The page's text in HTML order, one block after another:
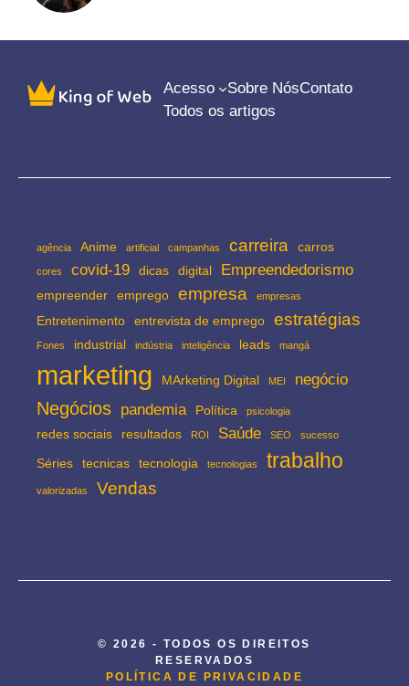
Acesso Sobre NósContato
Todos os artigos
agência Anime artificial campanhas carreira carros
cores covid-19 dicas digital Empreendedorismo
empreender emprego empresa empresas
Entretenimento entrevista de emprego estratégias
Fones industrial indústria inteligência leads mangá
marketing MArketing Digital MEI negócio
Negócios pandemia Política psicologia
redes sociais resultados ROI Saúde SEO sucesso
Séries tecnicas tecnologia tecnologias trabalho
valorizadas Vendas
© 2026 - TODOS OS DIREITOS
RESERVADOS
POLÍTICA DE PRIVACIDADE